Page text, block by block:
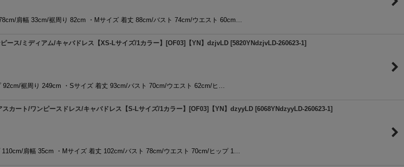
肩幅 33cm/裾周り 82cm ・Mサイズ 着丈 88cm/バスト 74cm/ウエスト 60cm…
ース/ミディアム/キャバドレス【XS-Lサイズ/1カラー】[OF03]【YN】dzjvLD [5820YNdzjvLD-260623-1]
裾周り 249cm ・Sサイズ 着丈 93cm/バスト 70cm/ウエスト 62cm/ヒ…
カート/ワンピースドレス/キャバドレス【S-Lサイズ/1カラー】[OF03]【YN】dzyyLD [6068YNdzyyLD-260623-1]
肩幅 35cm ・Mサイズ 着丈 102cm/バスト 78cm/ウエスト 70cm/ヒップ 1…